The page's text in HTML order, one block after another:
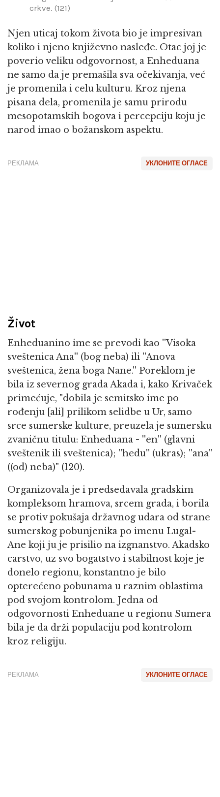
crkve. (121)
Njen uticaj tokom života bio je impresivan
koliko i njeno književno nasleđe. Otac joj je
poverio veliku odgovornost, a Enheduana
ne samo da je premašila sva očekivanja, već
je promenila i celu kulturu. Kroz njena
pisana dela, promenila je samu prirodu
mesopotamskih bogova i percepciju koju je
narod imao o božanskom aspektu.
УКЛОНИТЕ ОГЛАСЕ
РЕКЛАМА
Život
Enheduanino ime se prevodi kao ''Visoka
sveštenica Ana'' (bog neba) ili ''Anova
sveštenica, žena boga Nane.'' Poreklom je
bila iz severnog grada Akada i, kako Krivaček
primećuje, "dobila je semitsko ime po
rođenju [ali] prilikom selidbe u Ur, samo
srce sumerske kulture, preuzela je sumersku
zvaničnu titulu: Enheduana - ''en'' (glavni
sveštenik ili sveštenica); ''hedu'' (ukras); ''ana''
((od) neba)" (120).
Organizovala je i predsedavala gradskim
kompleksom hramova, srcem grada, i borila
se protiv pokušaja državnog udara od strane
sumerskog pobunjenika po imenu Lugal-
Ane koji ju je prisilio na izgnanstvo. Akadsko
carstvo, uz svo bogatstvo i stabilnost koje je
donelo regionu, konstantno je bilo
opterećeno pobunama u raznim oblastima
pod svojom kontrolom. Jedna od
odgovornosti Enheduane u regionu Sumera
bila je da drži populaciju pod kontrolom
kroz religiju.
УКЛОНИТЕ ОГЛАСЕ
РЕКЛАМА